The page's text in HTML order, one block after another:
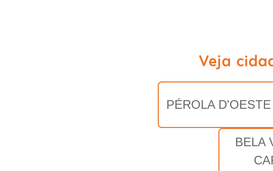
Veja
PÉROLA D'OESTE
BELA